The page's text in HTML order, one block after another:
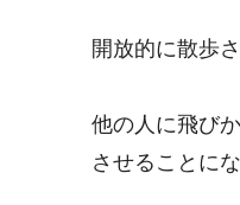
開放的に散歩
他の人に飛び
させることに